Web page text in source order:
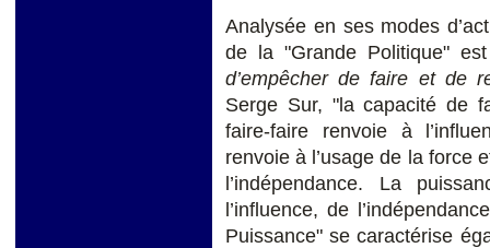
Analysée en ses modes
de la "Grande Politique"
d’empêcher de faire et de
Serge Sur, "la capacité de
faire-faire renvoie à
renvoie à l’usage de la force
l’indépendance. La
l’influence, de
Puissance" se caractérise